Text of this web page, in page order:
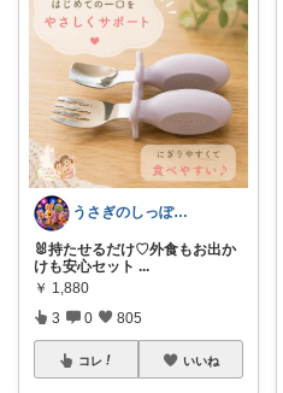
うさぎのしっぽ43🐰2児の母👧朝コレ
🐰持たせるだけ♡外食もお出か
けも安心セット ...
￥ 1,880
3 0 805
コレ いいね